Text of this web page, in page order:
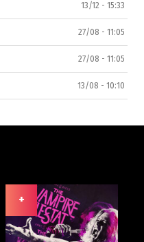
13/12 - 15:33
27/08 - 11:05
27/08 - 11:05
13/08 - 10:10
+